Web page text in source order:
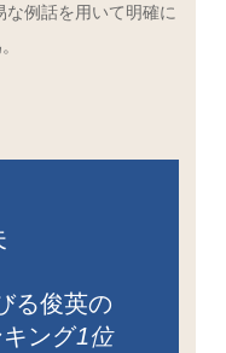
例話を用いて明確に
る俊英の
ング1位